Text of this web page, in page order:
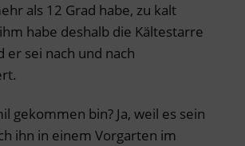
als 12 Grad habe, zu kalt
habe deshalb die Kältestarre
er sei nach und nach
gekommen bin? Ja, weil es sein
ihn in einem Vorgarten im